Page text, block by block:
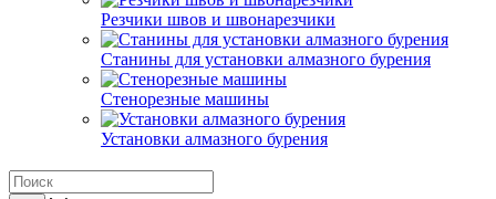
Резчики швов и швонарезчики
Станины для установки алмазного бурения
Стенорезные машины
Установки алмазного бурения